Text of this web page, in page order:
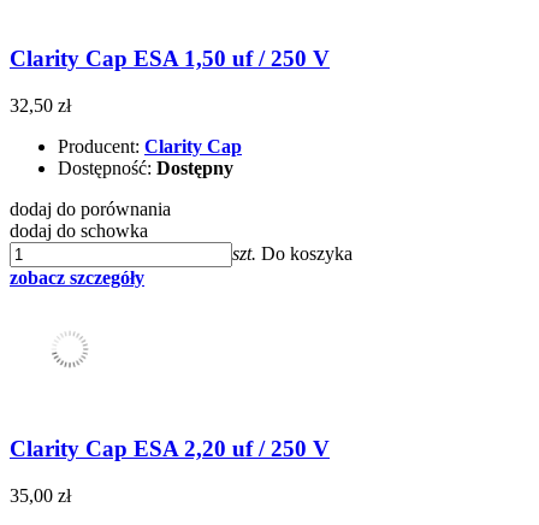
Clarity Cap ESA 1,50 uf / 250 V
32,50 zł
Producent: Clarity Cap
Dostępność: Dostępny
dodaj do porównania
dodaj do schowka
szt. Do koszyka
zobacz szczegóły
Clarity Cap ESA 2,20 uf / 250 V
35,00 zł